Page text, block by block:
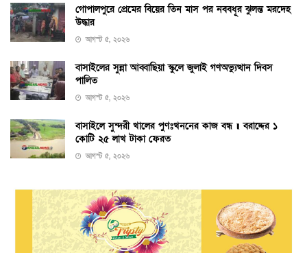
গোপালপুরে প্রেমের বিয়ের তিন মাস পর নববধূর ঝুলন্ত মরদেহ
উদ্ধার
আগস্ট ৫, ২০২৬
বাসাইলের সুন্না আব্বাছিয়া স্কুলে জুলাই গণঅভ্যুত্থান দিবস
পালিত
আগস্ট ৫, ২০২৬
বাসাইলে সুন্দরী খালের পুণঃখননের কাজ বন্ধ ॥ বরাদ্দের ১
কোটি ২৫ লাখ টাকা ফেরত
আগস্ট ৫, ২০২৬